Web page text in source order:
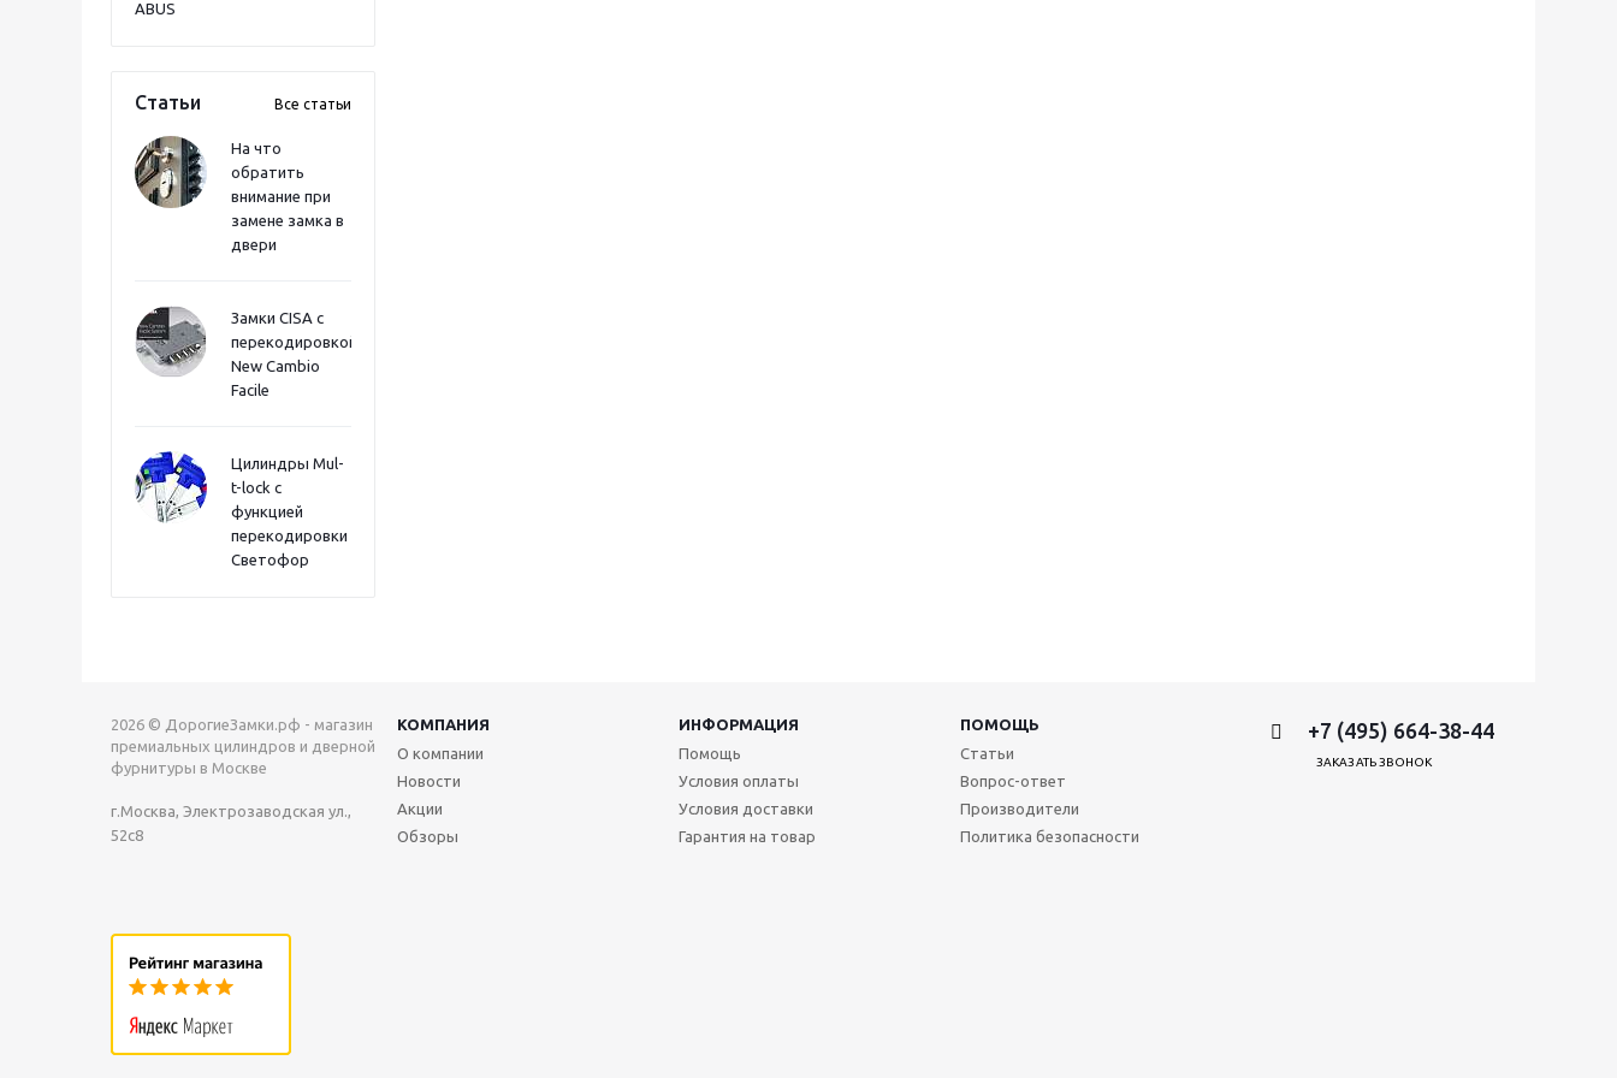
ABUS
Статьи Все статьи
На что
обратить
внимание при
замене замка в
двери
Замки CISA с
перекодировкой
New Cambio
Facile
Цилиндры Mul-
t-lock с
функцией
перекодировки
Светофор
2026 © ДорогиеЗамки.рф - магазин
премиальных цилиндров и дверной
фурнитуры в Москве
г.Москва, Электрозаводская ул.,
52с8
КОМПАНИЯ ИНФОРМАЦИЯ
ПОМОЩЬ
О компании
Новости
Акции
Обзоры
Помощь
Условия оплаты
Условия доставки
Гарантия на товар
Статьи
Вопрос-ответ
Производители
Политика безопасности
+7 (495) 664-38-44
ЗАКАЗАТЬ ЗВОНОК